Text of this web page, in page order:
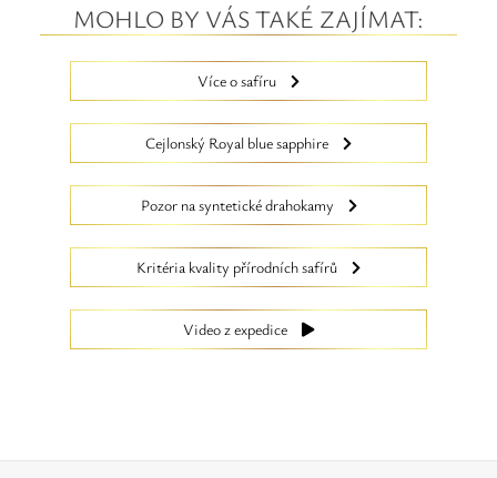
MOHLO BY VÁS TAKÉ ZAJÍMAT:
Více o safíru
Cejlonský Royal blue sapphire
Pozor na syntetické drahokamy
Kritéria kvality přírodních safírů
Video z expedice